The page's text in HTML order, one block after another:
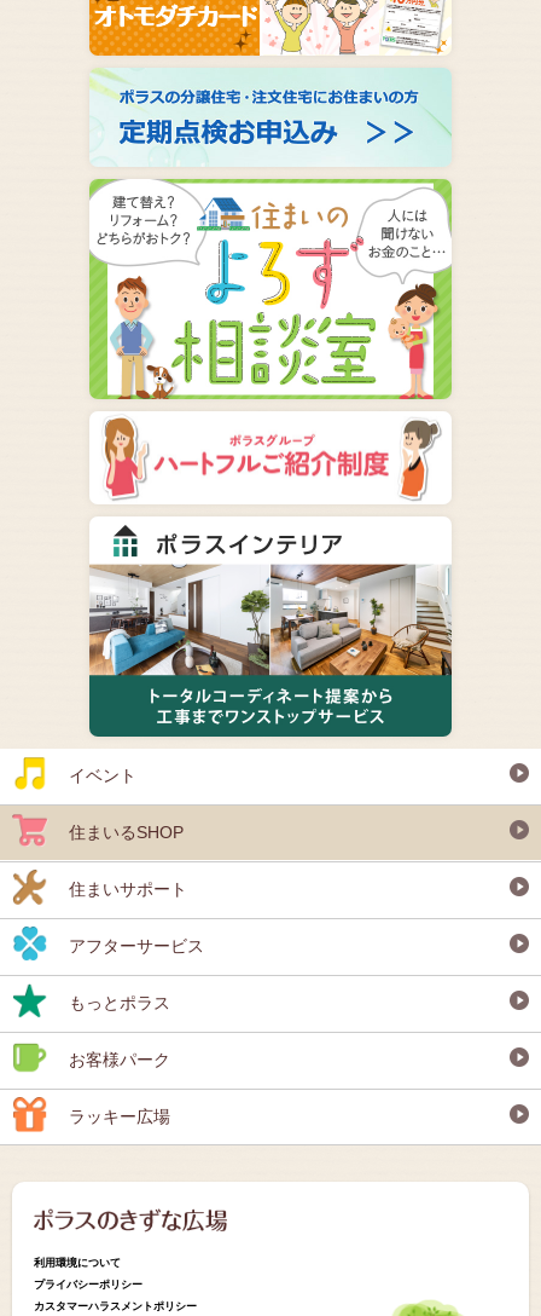
イベント
住まいるSHOP
住まいサポート
アフターサービス
もっとポラス
お客様パーク
ラッキー広場
利用環境について
プライバシーポリシー
カスタマーハラスメントポリシー